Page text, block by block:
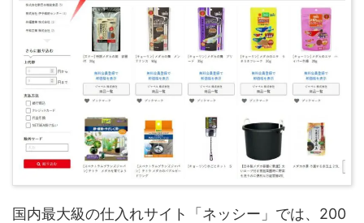
国内最大級の仕入れサイト「ネッシー」では、200